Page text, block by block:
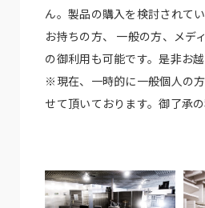
ん。製品の購入を検討されて
お持ちの方、 一般の方、メデ
の御利用も可能です。是非お越
※現在、一時的に一般個人の
せて頂いております。御了承